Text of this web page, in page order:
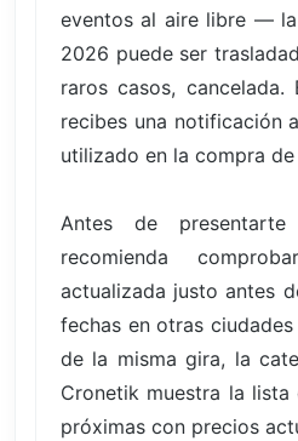
eventos al aire libre —
2026 puede ser
raros casos, cancelada.
recibes una notificación
utilizado en la compra
Antes de
recomienda
actualizada justo antes
fechas en otras
de la misma gira, la
Cronetik muestra la
próximas con precios